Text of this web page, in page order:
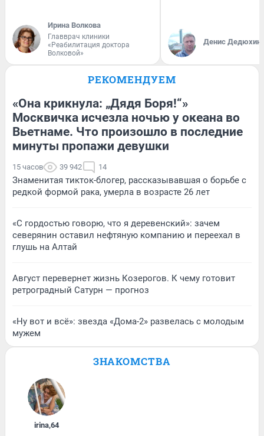
Ирина Волкова
Главврач клиники
«Реабилитация доктора
Волковой»
Денис Дедюхин
РЕКОМЕНДУЕМ
«Она крикнула: „Дядя Боря!“»
Москвичка исчезла ночью у океана во
Вьетнаме. Что произошло в последние
минуты пропажи девушки
15 часов 39 942 14
Знаменитая тикток-блогер, рассказывавшая о борьбе с
редкой формой рака, умерла в возрасте 26 лет
«С гордостью говорю, что я деревенский»: зачем
северянин оставил нефтяную компанию и переехал в
глушь на Алтай
Август перевернет жизнь Козерогов. К чему готовит
ретроградный Сатурн — прогноз
«Ну вот и всё»: звезда «Дома-2» развелась с молодым
мужем
ЗНАКОМСТВА
irina,64